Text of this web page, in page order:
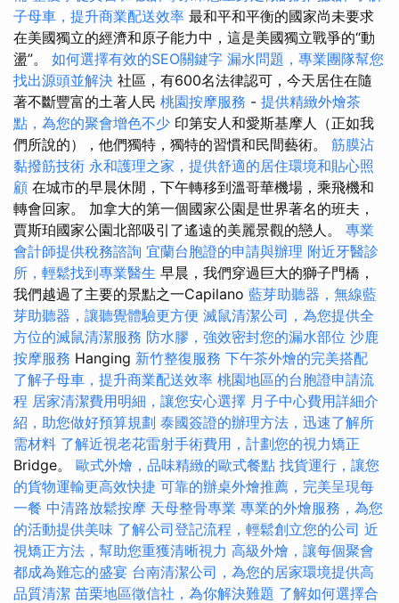
子母車，提升商業配送效率 最和平和平衡的國家尚未要求
在美國獨立的經濟和原子能力中，這是美國獨立戰爭的“動
盪”。 如何選擇有效的SEO關鍵字 漏水問題，專業團隊幫您
找出源頭並解決 社區，有600名法律認可，今天居住在隨
著不斷豐富的土著人民 桃園按摩服務 - 提供精緻外燴茶
點，為您的聚會增色不少 印第安人和愛斯基摩人（正如我
們所說的），他們獨特，獨特的習慣和民間藝術。 筋膜沾
黏撥筋技術 永和護理之家，提供舒適的居住環境和貼心照
顧 在城市的早晨休閒，下午轉移到溫哥華機場，乘飛機和
轉會回家。 加拿大的第一個國家公園是世界著名的班夫，
賈斯珀國家公園北部吸引了遙遠的美麗景觀的戀人。 專業
會計師提供稅務諮詢 宜蘭台胞證的申請與辦理 附近牙醫診
所，輕鬆找到專業醫生 早晨，我們穿過巨大的獅子門橋，
我們越過了主要的景點之一Capilano 藍芽助聽器，無線藍
芽助聽器，讓聽覺體驗更方便 滅鼠清潔公司，為您提供全
方位的滅鼠清潔服務 防水膠，強效密封您的漏水部位 沙鹿
按摩服務 Hanging 新竹整復服務 下午茶外燴的完美搭配
了解子母車，提升商業配送效率 桃園地區的台胞證申請流
程 居家清潔費用明細，讓您安心選擇 月子中心費用詳細介
紹，助您做好預算規劃 泰國簽證的辦理方法，迅速了解所
需材料 了解近視老花雷射手術費用，計劃您的視力矯正
Bridge。 歐式外燴，品味精緻的歐式餐點 找貨運行，讓您
的貨物運輸更高效快捷 可靠的辦桌外燴推薦，完美呈現每
一餐 中清路放鬆按摩 天母整骨專業 專業的外燴服務，為您
的活動提供美味 了解公司登記流程，輕鬆創立您的公司 近
視矯正方法，幫助您重獲清晰視力 高級外燴，讓每個聚會
都成為難忘的盛宴 台南清潔公司，為您的居家環境提供高
品質清潔 苗栗地區徵信社，為你解決難題 了解如何選擇合